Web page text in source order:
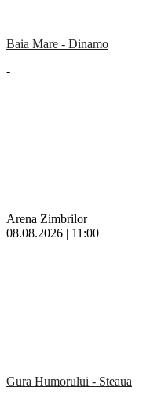
Baia Mare - Dinamo
-
Arena Zimbrilor
08.08.2026 | 11:00
Gura Humorului - Steaua